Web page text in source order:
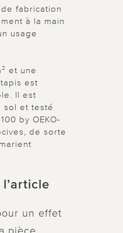
fabrication
à la main
usage
et une
est
Il est
sol et testé
by OEKO-
de sorte
un effet